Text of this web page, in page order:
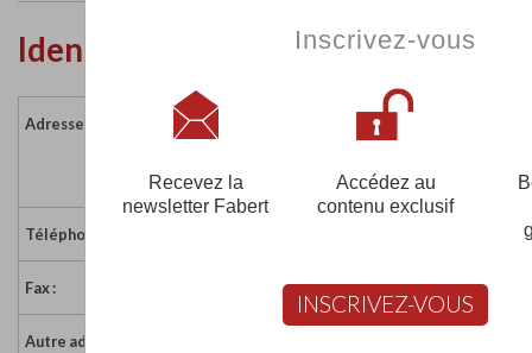
Identité de l'établissement
Adresse :
ZA de la Croix des Maltotiers
France
Téléphone :
Fax : 02 98 68 49 02
Autre adresse :
Inscrivez-vous
Recevez la
newsletter Fabert
Accédez au
contenu exclusif
INSCRIVEZ-VOUS